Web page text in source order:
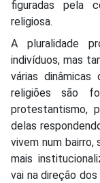
figuradas pela
religiosa.
A pluralidade
indivíduos, mas
várias
religiões são
protestantismo,
delas
vivem num bairro,
mais
vai na direção